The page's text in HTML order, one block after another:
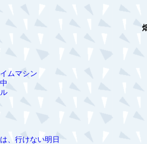
ムマシン
、行けない明日